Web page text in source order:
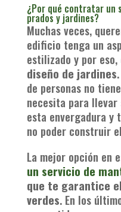
¿Por qué contratar un
prados y jardines?
Muchas veces,
edificio tenga un
estilizado y por
diseño de jardines
de personas no
necesita para llevar
esta envergadura y
no poder construir
La mejor opción en
un servicio de
que te garantice
verdes. En los